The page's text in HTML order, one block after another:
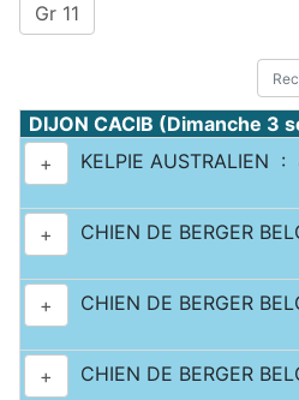
Gr 11
DIJON CACIB (Dimanche
+
KELPIE AUSTRALIEN :
+ CHIEN DE BERGER
+ CHIEN DE BERGER
+ CHIEN DE BERGER